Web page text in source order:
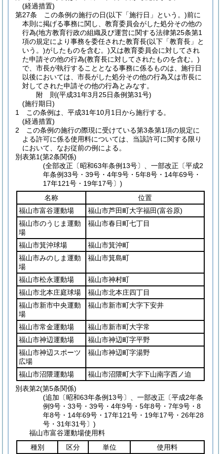
(経過措置)
第27条
この条例の施行の日(以下「施行日」という。)前に
本則に掲げる事務に関し、教育委員会がした処分その他の
行為(地方教育行政の組織及び運営に関する法律第25条第1
項の規定により事務を委任された教育長(以下「教育長」と
いう。)がしたものを含む。)又は教育委員会に対してされ
た申請その他の行為(教育長に対してされたものを含む。)
で、市長が執行することとなる事務に係るものは、施行日
以後においては、市長がした処分その他の行為又は市長に
対してされた申請その他の行為とみなす。
附 則(平成31年3月25日条例第31号)
(施行期日)
1
この条例は、平成31年10月1日から施行する。
(経過措置)
2
この条例の施行の際現に受けている第3条第1項の規定に
よる許可に係る使用料については、当該許可に関する限り
において、なお従前の例による。
別表第1(第2条関係)
(全部改正〔昭和63年条例13号〕、一部改正〔平成2
年条例33号・39号・4年9号・5年8号・14年69号・
17年121号・19年17号〕)
名称
位置
福山市富谷運動場
福山市芦田町大字福田(富谷原)
福山市のうじま運動
場
福山市春日町七丁目
福山市箕沖球場
福山市箕沖町
福山市みのしま運動
場
福山市箕島町
福山市松永運動場
福山市神村町
福山市北本庄庭球場
福山市北本庄四丁目
福山市新市中央運動
場
福山市新市町大字下安井
福山市常金運動場
福山市新市町大字常
福山市神辺運動場
福山市神辺町字平野
福山市神辺スポーツ
広場
福山市神辺町字湯野
福山市沼隈運動場
福山市沼隈町大字下山南字西ノ迫
別表第2(第5条関係)
(追加〔昭和63年条例13号〕、一部改正〔平成2年条
例9号・33号・39号・4年9号・5年8号・7年9号・8
年8号・14年69号・17年121号・19年17号・26年28
号・31年31号〕)
福山市富谷運動場使用料
種別
区分 単位
使用料